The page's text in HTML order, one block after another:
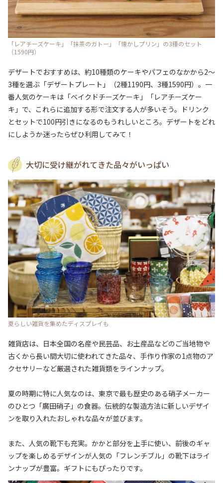
「レアチーズケーキ」「抹茶のガトー」「懐かしプリン」の3種のセット
（1590円）
デザートでおすすめは、約10種類のケーキやパフェのなかから2～
3種を選ぶ「デザートプレート」（2種1190円、3種1590円）。一
番人気のケーキは「ベイクドチーズケーキ」「レアチーズケー
キ」で、これらに追加する形で注文する人が多いそう。ドリンク
とセットで100円引きになるのもうれしいところ。デザートをどれ
にしようか迷ったらぜひ利用してみて！
大切に受け継がれてきた品々がいっぱい
夏らしい雑貨を集めたディスプレイも
雑貨店は、日本全国の名産や民芸品、お土産品などのご当地物や
古くから長い間大切に使われてきた品々、手作り作家の1点物のア
クセサリーなど厳選された雑貨類をラインナップ。
夏の時期に特に人気なのは、東京で最も歴史のある硝子メーカー
のひとつ「廣田硝子」の食器。伝統的な製造方法に新しいデザイ
ンを取り入れたおしゃれな品々が並びます。
また、人気の靴下も充実。かかと部分を上手に使い、前後のギャ
ップを楽しめるデザインが人気の「フレンチブル」の靴下はライ
ンナップが豊富。ギフトにもぴったりです。